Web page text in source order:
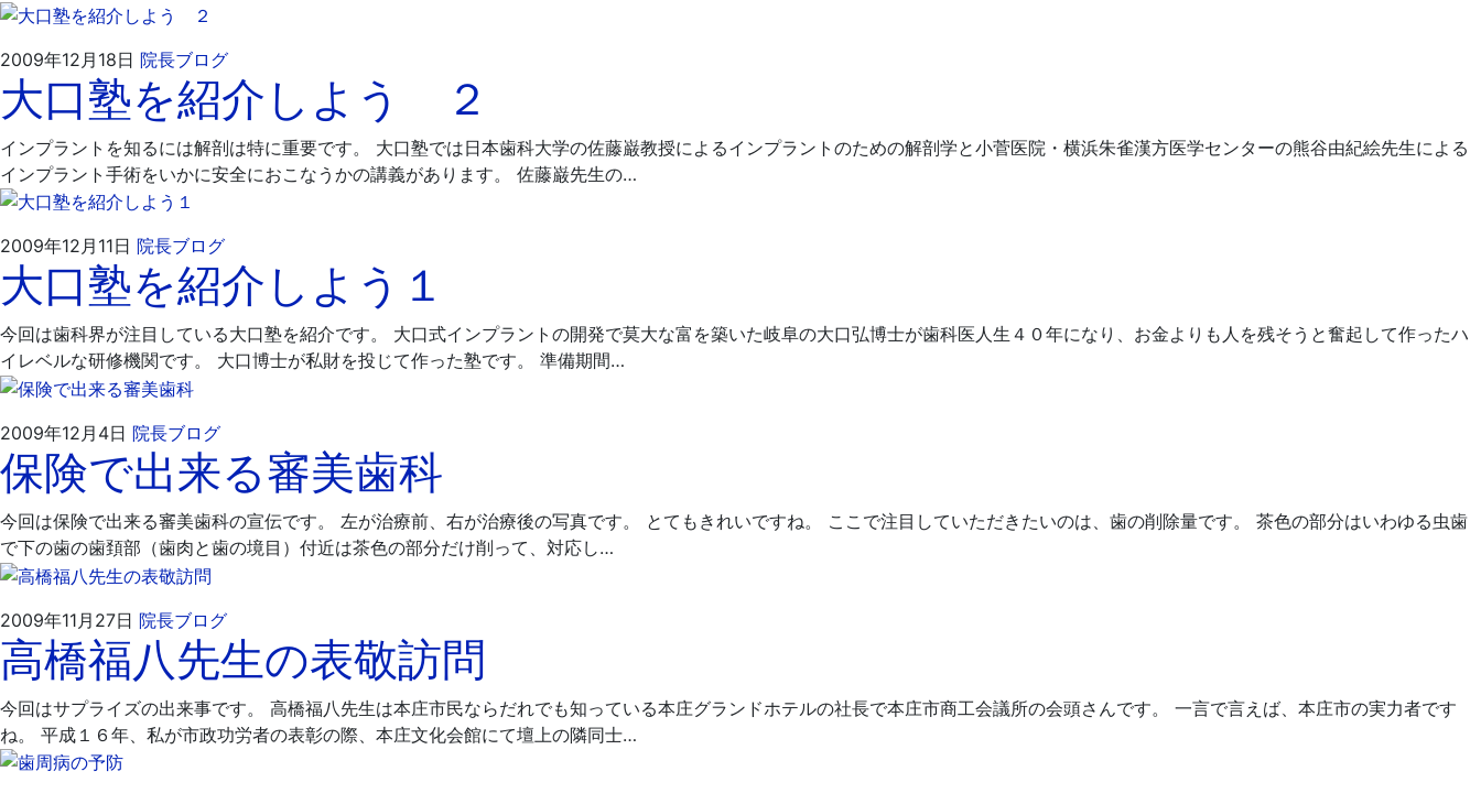
2009年12月18日 院長ブログ2009
年
12
月
18
日
飯
嶋
歯
科
医
院
大口塾を紹介しよう ２
インプラントを知るには解剖は特に重要です。 大口塾では日本歯科大学の佐藤巌教授によるインプラントのための解剖学と小菅医院・横浜朱雀漢方医学センターの熊谷由紀絵先生による
インプラント手術をいかに安全におこなうかの講義があります。 佐藤巌先生の…
2009年12月11日 院長ブログ2009
年
12
月
11
飯
嶋
歯
科
医
大口塾を紹介しよう１
今回は歯科界が注目している大口塾を紹介です。 大口式インプラントの開発で莫大な富を築いた岐阜の大口弘博士が歯科医人生４０年になり、お金よりも人を残そうと奮起して作ったハ
イレベルな研修機関です。 大口博士が私財を投じて作った塾です。 準備期間…
2009年12月4日 院長ブログ2009
年
12
月
4
飯
嶋
歯
科
医
保険で出来る審美歯科
今回は保険で出来る審美歯科の宣伝です。 左が治療前、右が治療後の写真です。 とてもきれいですね。 ここで注目していただきたいのは、歯の削除量です。 茶色の部分はいわゆる虫歯
で下の歯の歯頚部（歯肉と歯の境目）付近は茶色の部分だけ削って、対応し…
2009年11月27日 院長ブログ2009
年
11
月
27
日
飯
嶋
歯
科
医
院
高橋福八先生の表敬訪問
今回はサプライズの出来事です。 高橋福八先生は本庄市民ならだれでも知っている本庄グランドホテルの社長で本庄市商工会議所の会頭さんです。 一言で言えば、本庄市の実力者です
ね。 平成１６年、私が市政功労者の表彰の際、本庄文化会館にて壇上の隣同士…